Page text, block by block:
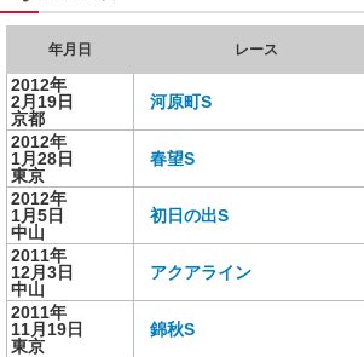
年月日 レース
2012年
2月19日
京都
河原町S
2012年
1月28日
東京
春望S
2012年
1月5日
中山
初日の出S
2011年
12月3日
中山
アクアライン
2011年
11月19日
東京
錦秋S